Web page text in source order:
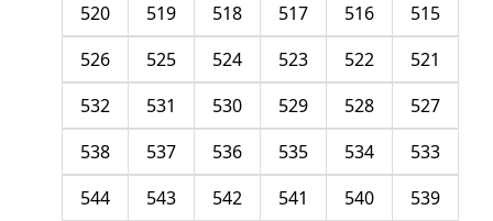
515
516
517
518
519
520
521
522
523
524
525
526
527
528
529
530
531
532
533
534
535
536
537
538
539
540
541
542
543
544